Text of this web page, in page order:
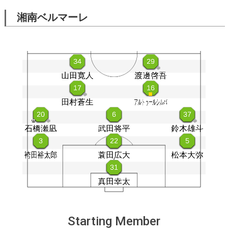
湘南ベルマーレ
Starting Member